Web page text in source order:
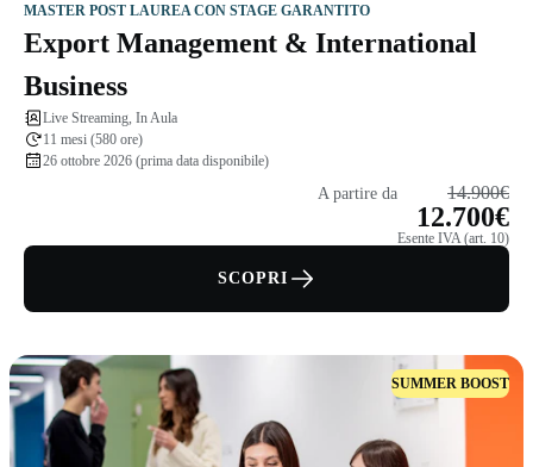
MASTER POST LAUREA CON STAGE GARANTITO
Export Management & International
Business
Live Streaming, In Aula
11 mesi (580 ore)
26 ottobre 2026 (prima data disponibile)
A partire da 14.900€
12.700€
Esente IVA (art. 10)
SCOPRI
SUMMER BOOST